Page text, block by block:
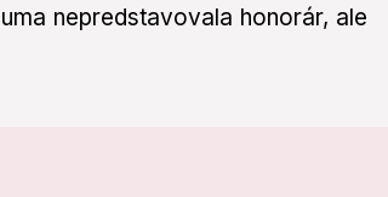
nepredstavovala honorár, ale